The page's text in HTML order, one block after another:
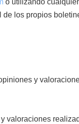
o utilizando
de los propios
y
valoraciones